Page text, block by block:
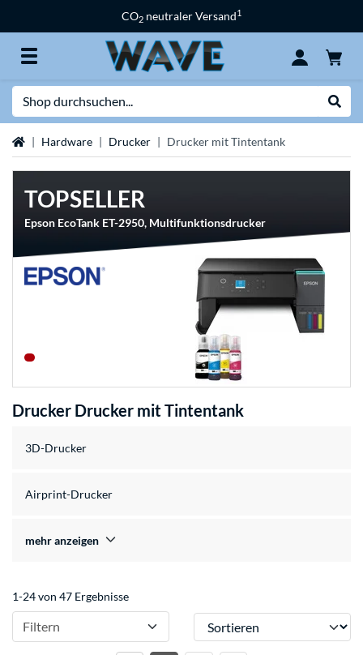
CO2 neutraler Versand1
StartseiteHardware Drucker Drucker mit Tintentank
TOPSELLER
Epson EcoTank ET-2950, Multifunktionsdrucker
Drucker Drucker mit Tintentank
3D-Drucker
Airprint-Drucker
mehr anzeigen
1-24 von 47 Ergebnisse
Filtern Sortieren